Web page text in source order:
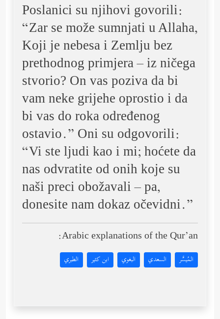
Poslanici su njihovi govorili:
“Zar se može sumnjati u Allaha,
Koji je nebesa i Zemlju bez
prethodnog primjera – iz ničega
stvorio? On vas poziva da bi
vam neke grijehe oprostio i da
bi vas do roka određenog
ostavio.” Oni su odgovorili:
“Vi ste ljudi kao i mi; hoćete da
nas odvratite od onih koje su
naši preci obožavali – pa,
donesite nam dokaz očevidni.”
Arabic explanations of the Qur’an:
المُيسَّر السعدي البغوي ابن كثير الطبري